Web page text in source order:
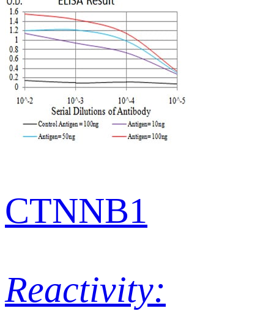
CTNNB1
Reactivity: